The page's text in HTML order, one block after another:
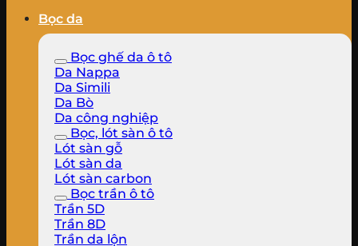
Bọc da
Bọc ghế da ô tô
Da Nappa
Da Simili
Da Bò
Da công nghiệp
Bọc, lót sàn ô tô
Lót sàn gỗ
Lót sàn da
Lót sàn carbon
Bọc trần ô tô
Trần 5D
Trần 8D
Trần da lộn